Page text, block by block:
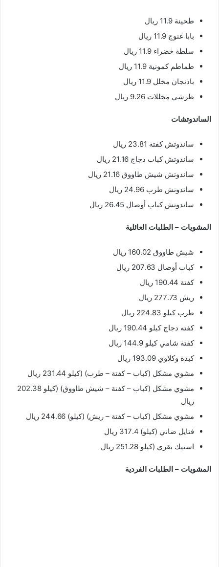
طحينة 11.9 ريال
بابا غنوج 11.9 ريال
سلطة خضراء 11.9 ريال
طماطم كمونية 11.9 ريال
باذنجان مخلل 11.9 ريال
طرشي مخللات 9.26 ريال
الساندوتشات
ساندوتش كفتة 23.81 ريال
ساندوتش كباب دجاج 21.16 ريال
ساندوتش شيش طاووق 21.16 ريال
ساندوتش طرب 24.96 ريال
ساندوتش كباب أوصال 26.45 ريال
المشويات – الطلبات العائلية
شيش طاووق 160.02 ريال
كباب أوصال 207.63 ريال
كفتة 190.44 ريال
ريش 277.73 ريال
طرب كيلو 224.83 ريال
كفته دجاج كيلو 190.44 ريال
كفتة شامي كيلو 144.9 ريال
كبدة وكلاوي 193.09 ريال
مشوي مشكل (كباب – كفتة – طرب) (كيلو 231.44 ريال
مشوي مشكل (كباب – كفتة – شيش طاووق) (كيلو 202.38
ريال
مشوي مشكل (كباب – كفتة – ريش) (كيلو) 244.66 ريال
فتايل ضاني (كيلو) 317.4 ريال
استيك بقري (كيلو 251.28 ريال
المشويات – الطلبات الفردية